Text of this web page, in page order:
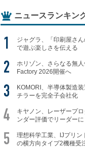
ニュースランキン
ジャグラ、「印刷屋さ
で遊ぶ楽しさを伝える
ホリゾン、さらなる無
Factory 2026開催へ
KOMORI、半導体製造
チラーを完全子会社化
キヤノン、レーザープ
ンダー評価でリーダーに
理想科学工業、IJプリン
の横方向タイプ2機種受